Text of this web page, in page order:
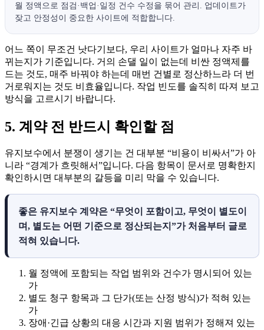
월 정액으로 점검·백업·일정 건수 수정을 묶어 관리. 업데이트가
잦고 안정성이 중요한 사이트에 적합합니다.
어느 쪽이 무조건 낫다기보다, 우리 사이트가 얼마나 자주 바
뀌는지가 기준입니다. 거의 손댈 일이 없는데 비싼 정액제를
드는 것도, 매주 바꿔야 하는데 매번 건별로 정산하느라 더 번
거로워지는 것도 비효율입니다. 작업 빈도를 솔직히 따져 보고
방식을 고르시기 바랍니다.
5. 계약 전 반드시 확인할 점
유지보수에서 분쟁이 생기는 건 대부분 “비용이 비싸서”가 아
니라 “경계가 흐릿해서”입니다. 다음 항목이 문서로 명확한지
확인하시면 대부분의 갈등을 미리 막을 수 있습니다.
좋은 유지보수 계약은 “무엇이 포함이고, 무엇이 별도이
며, 별도는 어떤 기준으로 정산되는지”가 처음부터 글로
적혀 있습니다.
월 정액에 포함되는 작업 범위와 건수가 명시되어 있는
가
별도 청구 항목과 그 단가(또는 산정 방식)가 적혀 있는
가
장애·긴급 상황의 대응 시간과 지원 범위가 정해져 있는